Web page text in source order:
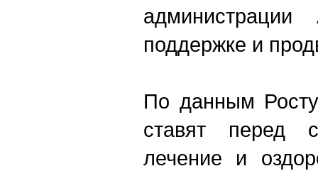
поддержке и
По данным
ставят перед
лечение и